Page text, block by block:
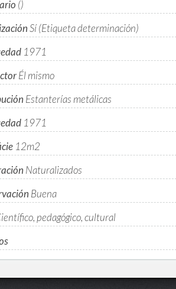
()
Sí (Etiqueta determinación)
1971
Él mismo
Estanterías metálicas
1971
12m2
Naturalizados
Buena
pedagógico, cultural